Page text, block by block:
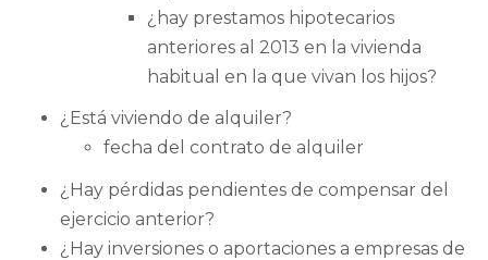
¿hay prestamos hipotecarios
anteriores al 2013 en la vivienda
habitual en la que vivan los hijos?
¿Está viviendo de alquiler?
fecha del contrato de alquiler
¿Hay pérdidas pendientes de compensar del
ejercicio anterior?
¿Hay inversiones o aportaciones a empresas de